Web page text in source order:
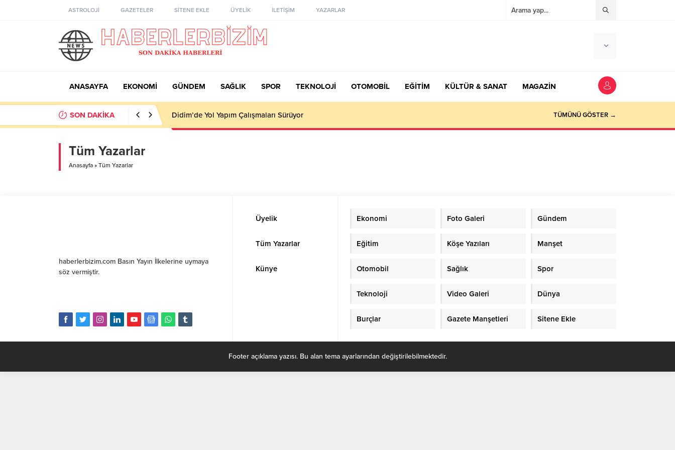
ASTROLOJİ GAZETELER SİTENE EKLE ÜYELİK İLETİŞİM YAZARLAR
ANASAYFA EKONOMİ GÜNDEM SAĞLIK SPOR TEKNOLOJİ OTOMOBİL EĞİTİM KÜLTÜR & SANAT MAGAZİN
SON DAKİKA Didim’de Yol Yapım Çalışmaları Sürüyor TÜMÜNÜ GÖSTER →
Tüm Yazarlar
Anasayfa » Tüm Yazarlar
haberlerbizim.com Basın Yayın İlkelerine uymaya
söz vermiştir.
Üyelik
Tüm Yazarlar
Künye
Ekonomi Foto Galeri Gündem
Eğitim Köşe Yazıları Manşet
Otomobil Sağlık Spor
Teknoloji Video Galeri Dünya
Burçlar Gazete Manşetleri Sitene Ekle
Footer açıklama yazısı. Bu alan tema ayarlarından değiştirilebilmektedir.